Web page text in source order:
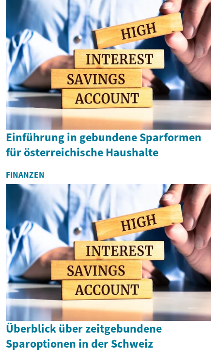
Einführung in gebundene Sparformen
für österreichische Haushalte
FINANZEN
Überblick über zeitgebundene
Sparoptionen in der Schweiz